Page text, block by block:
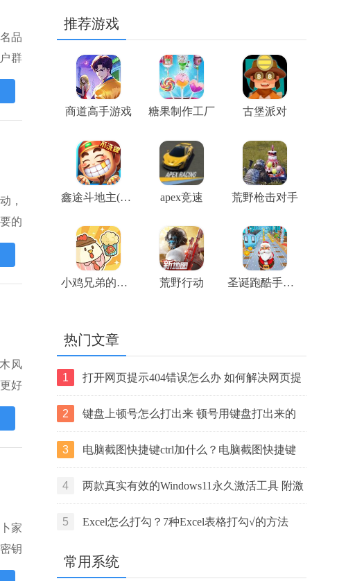
品
群
，
的
风
好
运
家
钥
的
推荐游戏
商道高手游戏 糖果制作工厂 古堡派对
鑫途斗地主(大奖赛) apex竞速 荒野枪击对手
小鸡兄弟的爆米花店铺 荒野行动 圣诞跑酷手机版
热门文章
1
打开网页提示404错误怎么办 如何解决网页提
示404错误【详解】
2
键盘上顿号怎么打出来 顿号用键盘打出来的
两种方法
3
电脑截图快捷键ctrl加什么？电脑截图快捷键
ctrl组合使用方法
4
两款真实有效的Windows11永久激活工具 附激
活码
5
Excel怎么打勾？7种Excel表格打勾√的方法
常用系统